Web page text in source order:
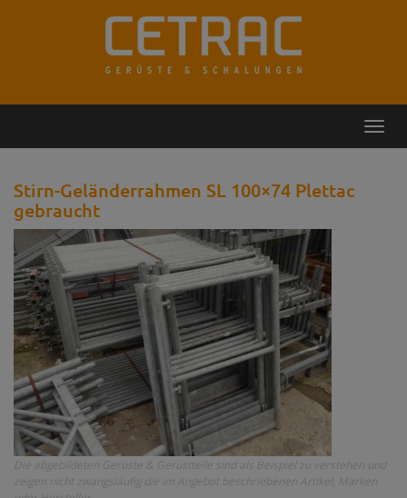
Stirn-Geländerrahmen SL 100×74 Plettac
gebraucht
Die abgebildeten Gerüste & Gerüstteile sind als Beispiel zu verstehen und
zeigen nicht zwangsläufig die im Angebot beschriebenen Artikel, Marken